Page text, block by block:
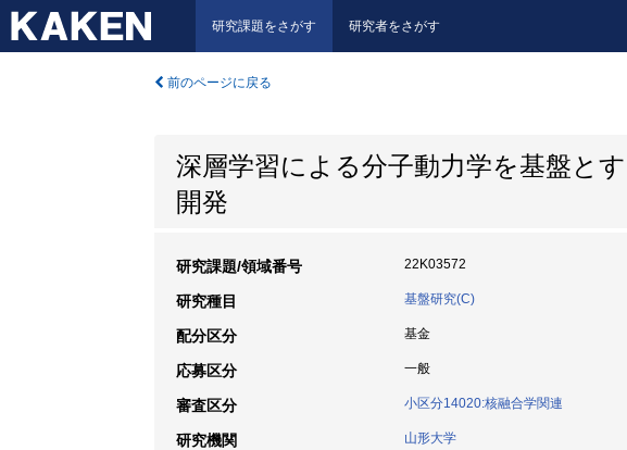
研究課題をさがす 研究者をさがす
前のページに戻る
深層学習による分子動力学を基盤と
開発
研究課題/領域番号 22K03572
研究種目 基盤研究(C)
配分区分 基金
応募区分 一般
審査区分 小区分14020:核融合学関連
研究機関 山形大学